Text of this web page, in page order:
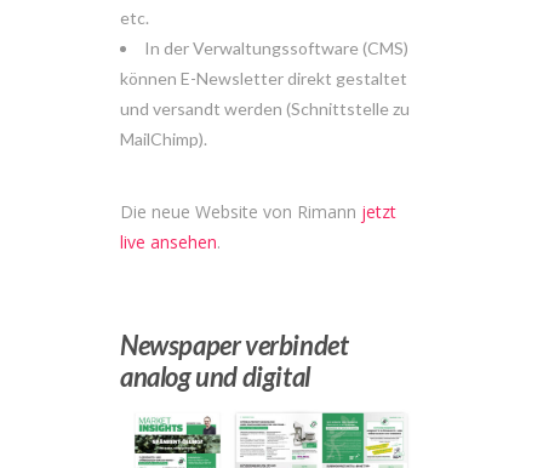
etc.
In der Verwaltungssoftware (CMS)
können E-Newsletter direkt gestaltet
und versandt werden (Schnittstelle zu
MailChimp).
Die neue Website von Rimann jetzt
live ansehen.
Newspaper verbindet
analog und digital